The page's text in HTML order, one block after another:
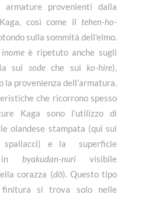
provenienti dalla
così come il tehen-ho-
sulla sommità dell’elmo.
inomeè ripetuto anche sugli
sui sodeche sui ko-hire),
la provenienza dell’armatura.
che ricorrono spesso
Kaga sono l’utilizzo di
olandese stampata (qui sui
spallacci) e la superficie
in byakudan-nurivisibile
corazza (dō). Questo tipo
si trova solo nelle